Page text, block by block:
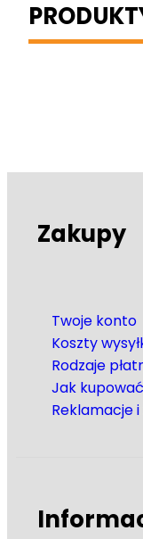
Zakupy
Twoje konto
Koszty
Rodzaje
Jak kupować
Reklamacje